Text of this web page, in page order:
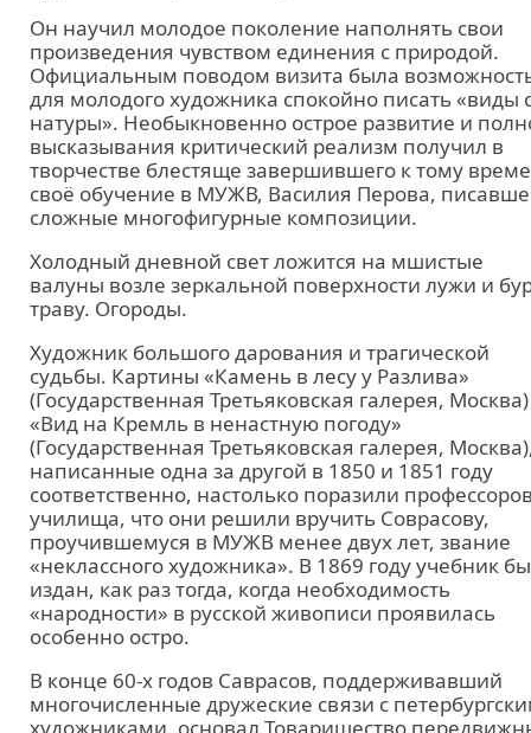
Он научил молодое поколение наполнять свои
произведения чувством единения с природой.
Официальным поводом визита была
для молодого художника спокойно писать «виды
натуры». Необыкновенно острое развитие и
высказывания критический реализм получил в
творчестве блестяще завершившего к тому
своё обучение в МУЖВ, Василия Перова,
сложные многофигурные композиции.
Холодный дневной свет ложится на мшистые
валуны возле зеркальной поверхности лужи и
траву. Огороды.
Художник большого дарования и трагической
судьбы. Картины «Камень в лесу у Разлива»
(Государственная Третьяковская галерея,
«Вид на Кремль в ненастную погоду»
(Государственная Третьяковская галерея,
написанные одна за другой в 1850 и 1851 году
соответственно, настолько поразили
училища, что они решили вручить Соврасову,
проучившемуся в МУЖВ менее двух лет, звание
«неклассного художника». В 1869 году учебник
издан, как раз тогда, когда необходимость
«народности» в русской живописи проявилась
особенно остро.
В конце 60-х годов Саврасов, поддерживавший
многочисленные дружеские связи с